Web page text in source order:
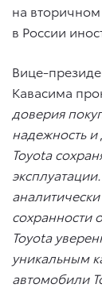
на
в России
Вице-
Кавасима
доверия
надежность
Toyota
сохранности
Toyota
уникальным
автомобили